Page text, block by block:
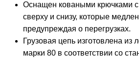
Оснащен коваными крючками
сверху и снизу, которые
предупреждая о перегрузках.
Грузовая цепь изготовлена из
марки 80 в соответствии со